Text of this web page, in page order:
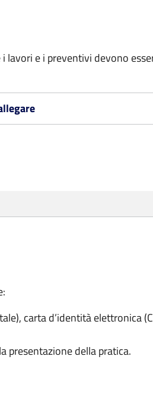
e i preventivi devono
carta d’identità elettronica
presentazione della pratica.